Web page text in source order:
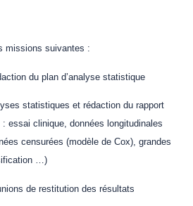
missions suivantes :
du plan d’analyse statistique
statistiques et rédaction du rapport
essai clinique, données longitudinales
censurées (modèle de Cox), grandes
…)
de restitution des résultats